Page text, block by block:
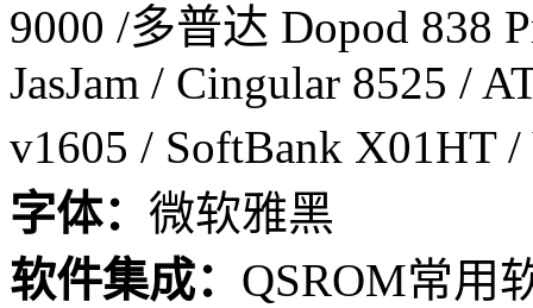
9000 /多普达 Dopod 838
JasJam / Cingular 8525 /
v1605 / SoftBank X01HT
字体： 微软雅黑
软件集成： QSROM常用